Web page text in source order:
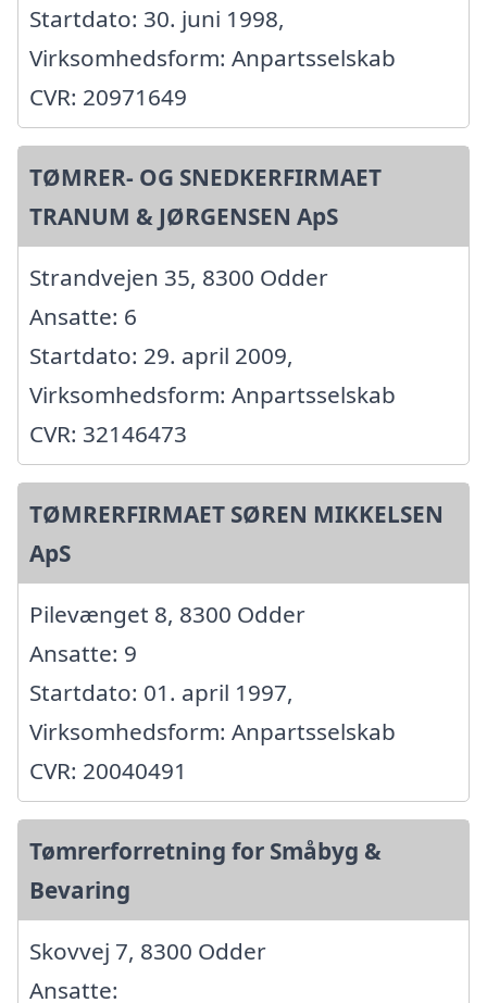
Startdato: 30. juni 1998,
Virksomhedsform: Anpartsselskab
CVR: 20971649
TØMRER- OG SNEDKERFIRMAET
TRANUM & JØRGENSEN ApS
Strandvejen 35, 8300 Odder
Ansatte: 6
Startdato: 29. april 2009,
Virksomhedsform: Anpartsselskab
CVR: 32146473
TØMRERFIRMAET SØREN MIKKELSEN
ApS
Pilevænget 8, 8300 Odder
Ansatte: 9
Startdato: 01. april 1997,
Virksomhedsform: Anpartsselskab
CVR: 20040491
Tømrerforretning for Småbyg &
Bevaring
Skovvej 7, 8300 Odder
Ansatte: